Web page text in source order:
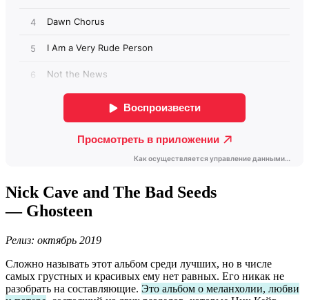
Nick Cave and The Bad Seeds
— Ghosteen
Релиз: октябрь 2019
Сложно называть этот альбом среди лучших, но в числе
самых грустных и красивых ему нет равных. Его никак не
разобрать на составляющие. Это альбом о меланхолии, любви